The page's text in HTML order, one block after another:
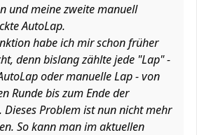
und meine zweite manuell
AutoLap.
habe ich mir schon früher
denn bislang zählte jede "Lap" -
oder manuelle Lap - von
Runde bis zum Ende der
Dieses Problem ist nun nicht mehr
So kann man im aktuellen